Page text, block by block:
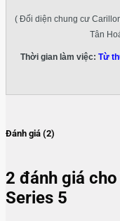
( Đối diện chung cư
Tân
Thời gian làm việc: Từ
Đánh giá (2)
2 đánh giá cho
Series 5